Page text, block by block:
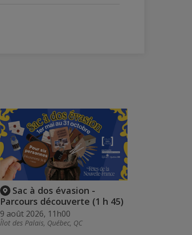
Sac à dos évasion -
Parcours découverte (1 h 45)
9 août 2026, 11h00
Îlot des Palais, Québec, QC